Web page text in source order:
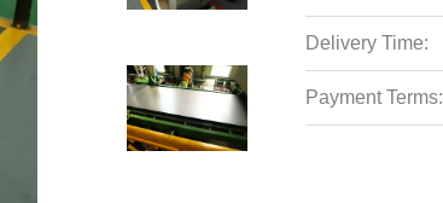
Delivery Time:
Payment Terms: